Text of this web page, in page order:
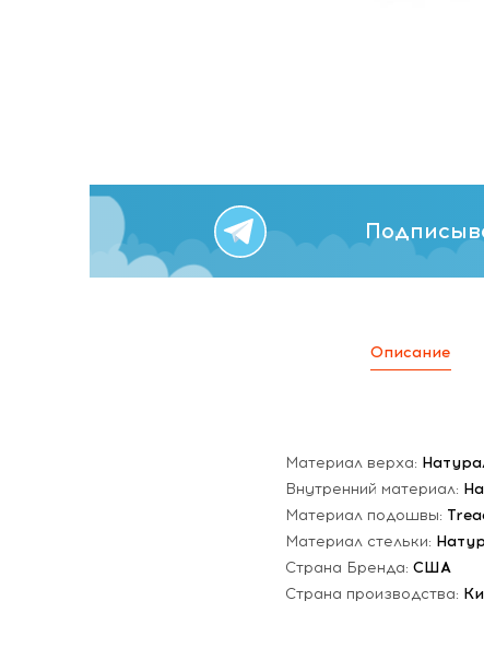
Описание
Материал верха:
Внутренний материал:
Материал подошвы:
Материал стельки:
Страна Бренда: США
Страна производства: